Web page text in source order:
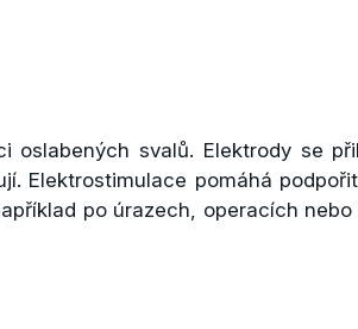
oslabených svalů. Elektrody se
Elektrostimulace pomáhá
po úrazech, operacích